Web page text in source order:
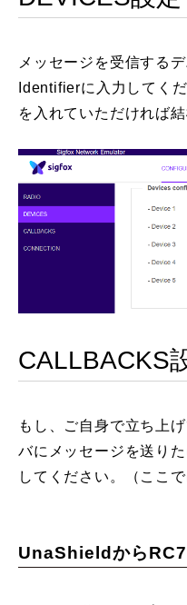
メッセージを受信する
Identifierに入力してく
を入れていただければ結
CALLBACKS
もし、ご自身で立ち上
バにメッセージを送り
してください。（ここ
UnaShieldからRC7